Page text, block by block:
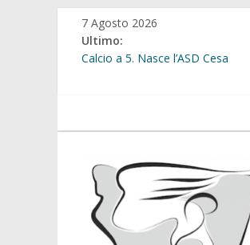
Salta
contenuto
7 Agosto 2026
Ultimo:
Calcio a 5. Nasce l’ASD Cesa
comunale”